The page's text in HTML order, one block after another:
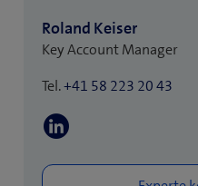
Roland Keiser
Key Account Manager
Tel.+41 58 223 20 43